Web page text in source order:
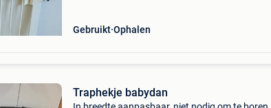
Gebruikt Ophalen
Traphekje babydan